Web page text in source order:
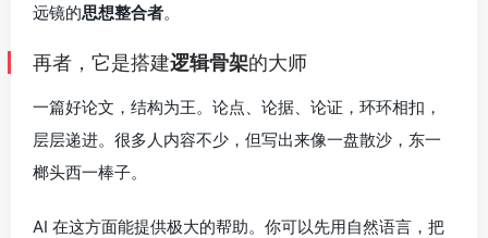
远镜的思想整合者。
再者，它是搭建逻辑骨架的大师
一篇好论文，结构为王。论点、论据、论证，环环相扣，
层层递进。很多人内容不少，但写出来像一盘散沙，东一
榔头西一棒子。
AI 在这方面能提供极大的帮助。你可以先用自然语言，把